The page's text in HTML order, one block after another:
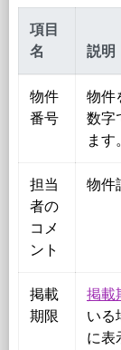
項目
名
説明
物件
番号
物件
数字
ます。
担当
者の
コメ
ント
物件
掲載
期限
掲載
いる
に表